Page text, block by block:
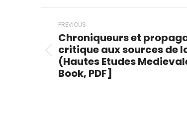
Post
navigation
PREVIOUS
Previous
post:
Chroniqueurs et
critique aux sources de
(Hautes Etudes
Book, PDF]